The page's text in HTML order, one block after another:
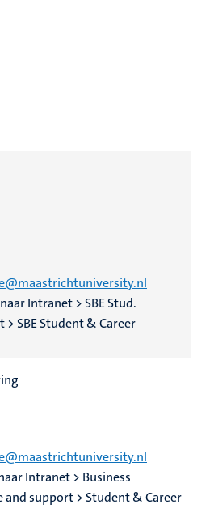
Intranet > SBE Stud.
> SBE Student & Career
Intranet > Business
and support > Student & Career